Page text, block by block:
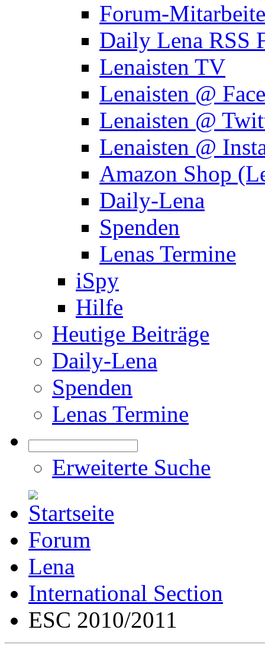
Forum-
Daily Lena RSS
Lenaisten TV
Lenaisten @
Lenaisten @
Lenaisten @
Amazon Shop
Daily-Lena
Spenden
Lenas Termine
iSpy
Hilfe
Heutige Beiträge
Daily-Lena
Spenden
Lenas Termine
Erweiterte Suche
Forum
Lena
International Section
ESC 2010/2011